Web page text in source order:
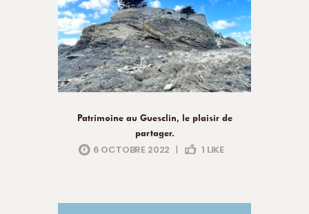
Patrimoine au Guesclin, le plaisir de
partager.
6 OCTOBRE 2022 | 1 LIKE